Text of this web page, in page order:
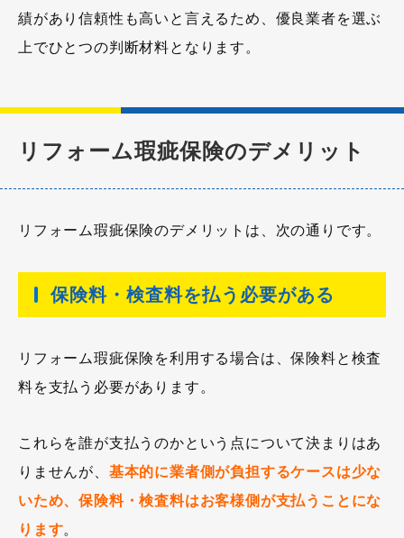
績があり信頼性も高いと言えるため、優良業者を選ぶ
上でひとつの判断材料となります。
リフォーム瑕疵保険のデメリット
リフォーム瑕疵保険のデメリットは、次の通りです。
保険料・検査料を払う必要がある
リフォーム瑕疵保険を利用する場合は、保険料と検査
料を支払う必要があります。
これらを誰が支払うのかという点について決まりはあ
りませんが、 基本的に業者側が負担するケースは少な
いため、保険料・検査料はお客様側が支払うことにな
ります。